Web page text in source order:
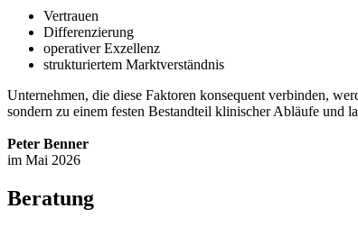
Vertrauen
Differenzierung
operativer Exzellenz
strukturiertem Marktverständnis
Unternehmen, die diese Faktoren konsequent verbinden,
sondern zu einem festen Bestandteil klinischer Abläufe und
Peter Benner
im Mai 2026
Beratung